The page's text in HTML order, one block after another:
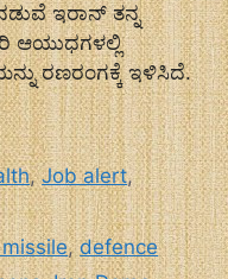
ಇರಾನ್ ತನ್ನ
ಆಯುಧಗಳಲ್ಲಿ
ರಣರಂಗಕ್ಕೆ ಇಳಿಸಿದೆ.
,Job alert,
,defence